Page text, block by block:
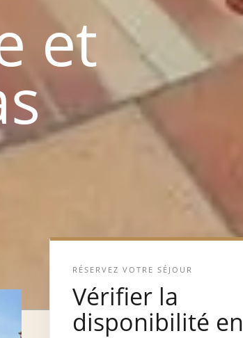
et
RÉSERVEZ VOTRE SÉJOUR
Vérifier la
disponibilité en